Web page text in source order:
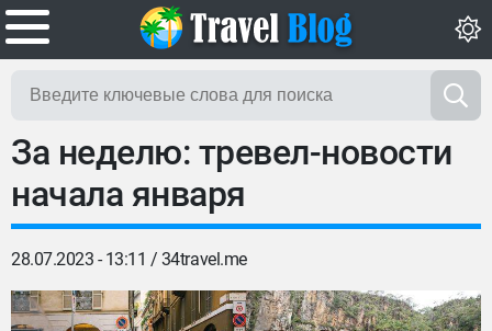
За неделю: тревел-новости
начала января
28.07.2023 - 13:11 / 34travel.me